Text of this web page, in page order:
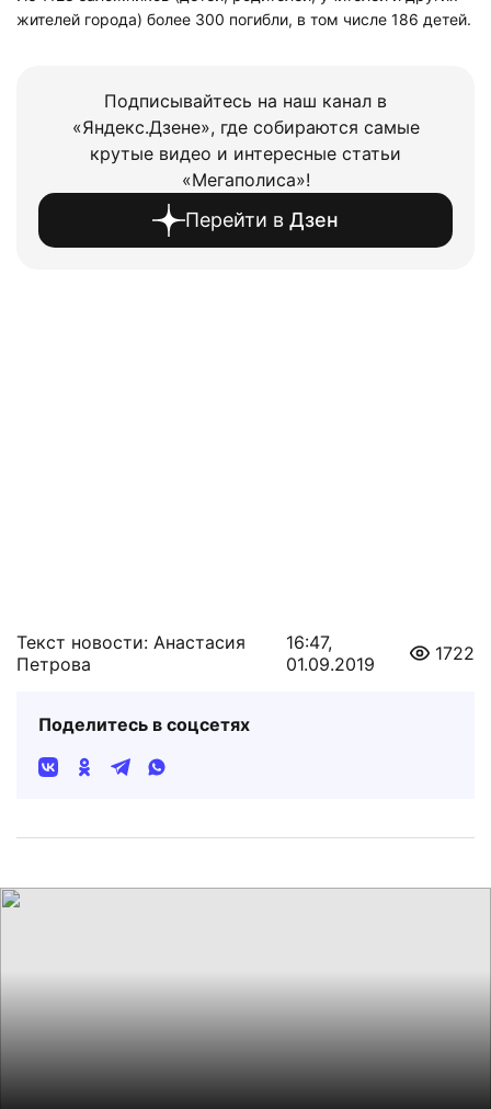
жителей города) более 300 погибли, в том числе 186 детей.
Подписывайтесь на наш канал в
«Яндекс.Дзене», где собираются самые
крутые видео и интересные статьи
«Мегаполиса»!
Перейти в Дзен
Текст новости: Анастасия
Петрова
16:47,
01.09.2019
1722
Поделитесь в соцсетях